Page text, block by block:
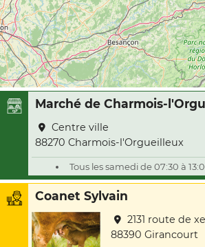
Marché de Charmois-
Centre ville
88270 Charmois-l'Orgueilleux
Tous les samedi de 07:30 à
Coanet Sylvain
2131 route de
88390 Girancourt